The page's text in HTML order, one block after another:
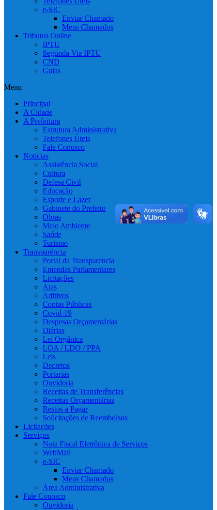
e-SIC
Enviar Chamado
Meus Chamados
Tributos Online
IPTU
Segunda Via IPTU
CND
Guias
Menu
Principal
A Cidade
A Prefeitura
Estrutura Administrativa
Telefones Úteis
Fale Conosco
Notícias
Assistência Social
Cultura
Defesa Civil
Educação
Esporte e Lazer
Gabinete do Prefeito
Obras
Meio Ambiente
Saúde
Turismo
Transparência
Portal da Transparencia
Emendas Parlamentares
Licitações
Atas
Aditivos
Contas Públicas
Covid-19
Despesas Orçamentárias
Diárias
Lei Orgânica
LOA / LDO / PPA
Leis
Decretos
Portarias
Ouvidoria
Receitas de Transferências
Receitas Orçamentárias
Restos a Pagar
Solicitações de Reembolsos
Licitações
Serviços
Nota Fiscal Eletrônica de Serviços
WebMail
e-SIC
Enviar Chamado
Meus Chamados
Área Administrativa
Fale Conosco
Ouvidoria